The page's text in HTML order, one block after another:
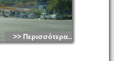
>> Περισσότερα...